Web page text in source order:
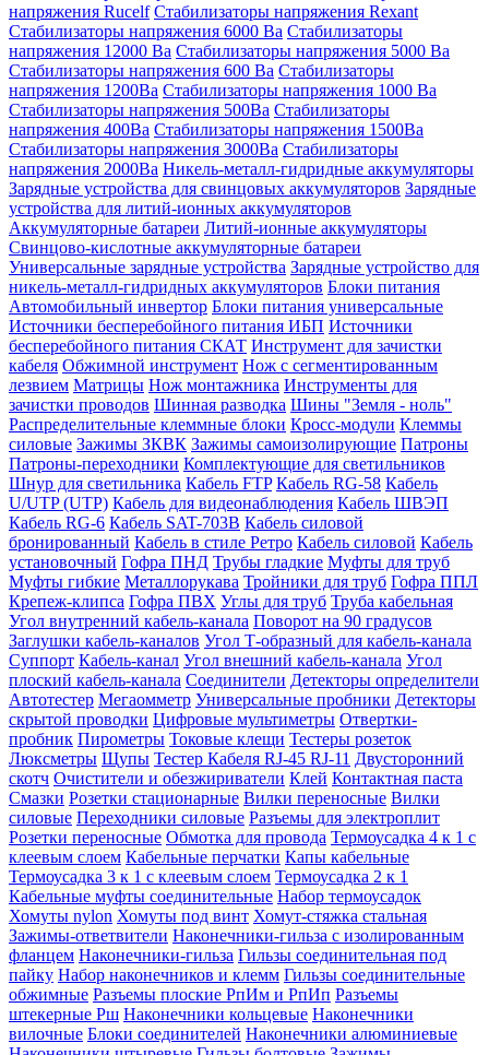
напряжения Rucelf Cтабилизаторы напряжения Rexant
Стабилизаторы напряжения 6000 Ва Стабилизаторы
напряжения 12000 Ва Стабилизаторы напряжения 5000 Ва
Стабилизаторы напряжения 600 Ва Стабилизаторы
напряжения 1200Ва Стабилизаторы напряжения 1000 Ва
Стабилизаторы напряжения 500Ва Стабилизаторы
напряжения 400Ва Стабилизаторы напряжения 1500Ва
Стабилизаторы напряжения 3000Ва Стабилизаторы
напряжения 2000Ва Никель-металл-гидридные аккумуляторы
Зарядные устройства для свинцовых аккумуляторов Зарядные
устройства для литий-ионных аккумуляторов
Аккумуляторные батареи Литий-ионные аккумуляторы
Свинцово-кислотные аккумуляторные батареи
Универсальные зарядные устройства Зарядные устройство для
никель-металл-гидридных аккумуляторов Блоки питания
Автомобильный инвертор Блоки питания универсальные
Источники бесперебойного питания ИБП Источники
бесперебойного питания СКАТ Инструмент для зачистки
кабеля Обжимной инструмент Нож с сегментированным
лезвием Матрицы Нож монтажника Инструменты для
зачистки проводов Шинная разводка Шины "Земля - ноль"
Распределительные клеммные блоки Кросс-модули Клеммы
силовые Зажимы ЗКВК Зажимы самоизолирующие Патроны
Патроны-переходники Комплектующие для светильников
Шнур для светильника Кабель FTP Кабель RG-58 Кабель
U/UTP (UTP) Кабель для видеонаблюдения Кабель ШВЭП
Кабель RG-6 Кабель SAT-703B Кабель силовой
бронированный Кабель в стиле Ретро Кабель силовой Кабель
установочный Гофра ПНД Трубы гладкие Муфты для труб
Муфты гибкие Металлорукава Тройники для труб Гофра ППЛ
Крепеж-клипса Гофра ПВХ Углы для труб Труба кабельная
Угол внутренний кабель-канала Поворот на 90 градусов
Заглушки кабель-каналов Угол Т-образный для кабель-канала
Суппорт Кабель-канал Угол внешний кабель-канала Угол
плоский кабель-канала Соединители Детекторы определители
Автотестер Мегаомметр Универсальные пробники Детекторы
скрытой проводки Цифровые мультиметры Отвертки-
пробник Пирометры Токовые клещи Тестеры розеток
Люксметры Щупы Тестер Кабеля RJ-45 RJ-11 Двусторонний
скотч Очистители и обезжириватели Клей Контактная паста
Смазки Розетки стационарные Вилки переносные Вилки
силовые Переходники силовые Разъемы для электроплит
Розетки переносные Обмотка для провода Термоусадка 4 к 1 с
клеевым слоем Кабельные перчатки Капы кабельные
Термоусадка 3 к 1 с клеевым слоем Термоусадка 2 к 1
Кабельные муфты соединительные Набор термоусадок
Хомуты nylon Хомуты под винт Хомут-стяжка стальная
Зажимы-ответвители Наконечники-гильза с изолированным
фланцем Наконечники-гильза Гильзы соединительная под
пайку Набор наконечников и клемм Гильзы соединительные
обжимные Разъемы плоские РпИм и РпИп Разъемы
штекерные Рш Наконечники кольцевые Наконечники
вилочные Блоки соединителей Наконечники алюминиевые